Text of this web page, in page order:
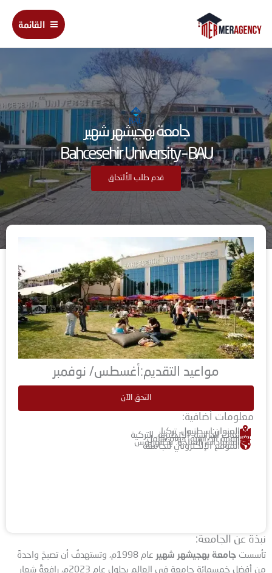
المحتوى
Main
Menu
القائمة
جامعة بهجيشهر شهير
Bahcesehir University – BAU
قدم طلب الألتحاق
مواعيد التقديم:أغسطس/ نوفمبر
التحق الآن
معلومات أضافية:
العنوان:إسطنبول، تركيا
لغات الدراسة: الإنجليزية, التركية
الفترة الدراسية: دوام كامل
الشهادات المتاحة: بكالوريوس
الموقع الإلكتروني للجامعة
نبذة عن الجامعة:
تأسست جامعة بهجيشهر شهير
عام 1998م، وتستهدفُ أن تصبحَ واحدةً
من أفضلِ خمسمائة جامعة في العالم بحلولِ عام 2023م، رافعةً شعار